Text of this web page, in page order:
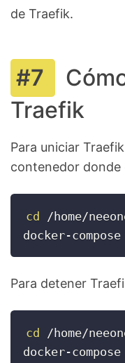
de Traefik.
Traefik
Para uniciar
contenedor donde
cd /home/
docker-
Para detener
cd /home/
docker-compose